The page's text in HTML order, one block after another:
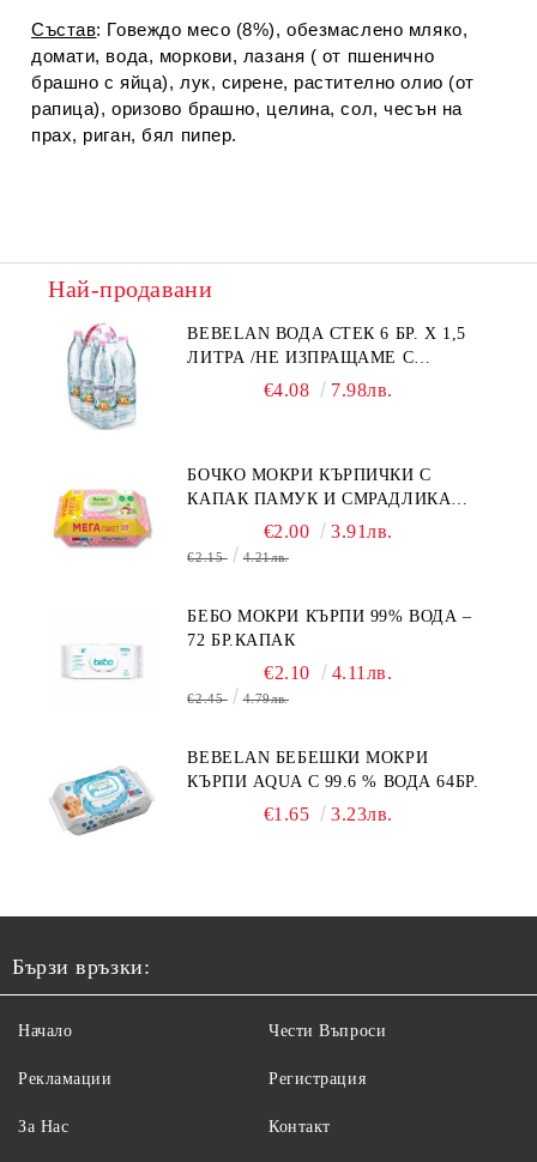
Състав: Говеждо месо (8%), обезмаслено мляко,
домати, вода, моркови, лазаня ( от пшенично
брашно с яйца), лук, сирене, растително олио (от
рапица), оризово брашно, целина, сол, чесън на
прах, риган, бял пипер.
Най-продавани
BEBELAN ВОДА СТЕК 6 БР. Х 1,5
ЛИТРА /НЕ ИЗПРАЩАМЕ С
€4.08 7.98лв.
БОЧКО МОКРИ КЪРПИЧКИ С
КАПАК ПАМУК И СМРАДЛИКА
€2.00 3.91лв.
€2.15 4.21лв.
БЕБО МОКРИ КЪРПИ 99% ВОДА –
72 БР.КАПАК
€2.10 4.11лв.
€2.45 4.79лв.
BEBELAN БЕБЕШКИ МОКРИ
КЪРПИ AQUA С 99.6 % ВОДА 64БР.
€1.65 3.23лв.
Бързи връзки:
Начало
Рекламации
За Нас
Чести Въпроси
Регистрация
Контакт